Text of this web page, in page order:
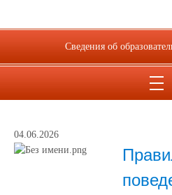
04.06.2026
Сведения об